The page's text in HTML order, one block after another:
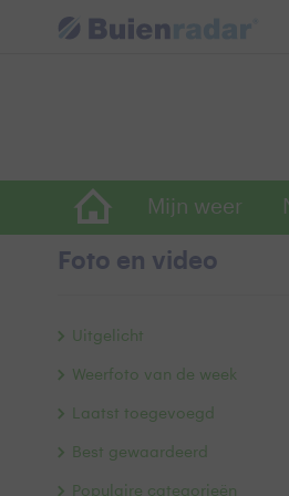
Mijn weer
Foto en video
Uitgelicht
Weerfoto van de week
Laatst toegevoegd
Best gewaardeerd
Populaire categorieën